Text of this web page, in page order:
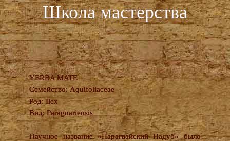
Школа мастерства
YERBA MATE
Семейство: Aquifoliaceae
Род: Ilex
Вид: Paraguariensis
Научное название «Парагвайский Падуб» было